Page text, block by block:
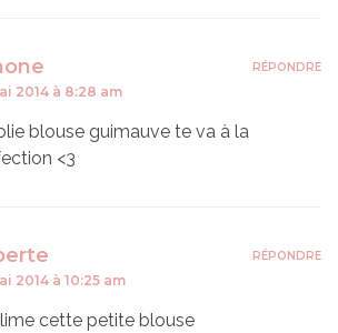
2014 à 8:28 am
blouse guimauve te va à la
<3
RÉPONDRE
2014 à 10:25 am
cette petite blouse
RÉPONDRE